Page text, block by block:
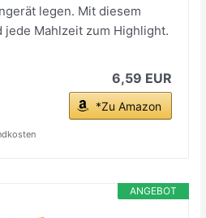
legen. Mit diesem
Mahlzeit zum Highlight.
6,59 EUR
*Zu Amazon
ANGEBOT